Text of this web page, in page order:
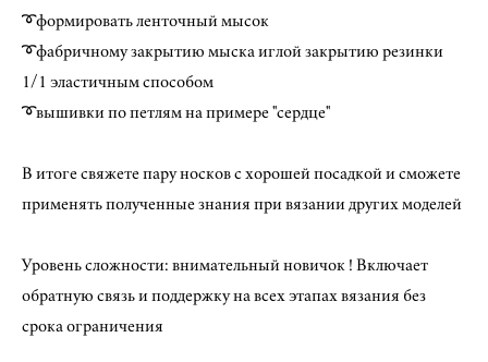
➰формировать ленточный мысок
➰фабричному закрытию мыска иглой закрытию резинки
1/1 эластичным способом
➰вышивки по петлям на примере "сердце"
В итоге свяжете пару носков с хорошей посадкой и сможете
применять полученные знания при вязании других моделей
Уровень сложности: внимательный новичок ! Включает
обратную связь и поддержку на всех этапах вязания без
срока ограничения